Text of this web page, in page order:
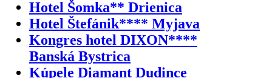
Hotel Šomka** Drienica
Hotel Štefánik**** Myjava
Kongres hotel DIXON****
Banská Bystrica
Kúpele Diamant Dudince